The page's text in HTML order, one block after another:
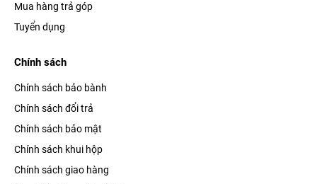
Mua hàng trả góp
Tuyển dụng
Chính sách
Chính sách bảo bành
Chính sách đổi trả
Chính sách bảo mật
Chính sách khui hộp
Chính sách giao hàng